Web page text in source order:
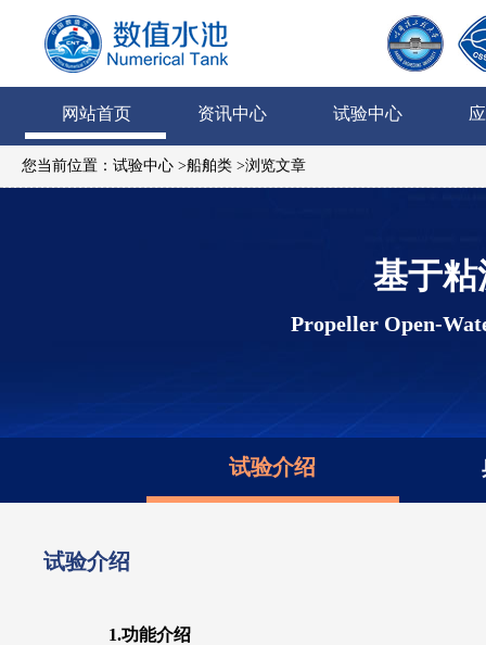
网站首页 资讯中心 试验中心
您当前位置： 试验中心 >船舶类 >浏览文章
基于
Propeller Open-
试验介绍
试验介绍
1.功能介绍